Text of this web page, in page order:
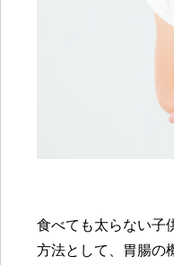
食べても太らない子
方法として、胃腸の